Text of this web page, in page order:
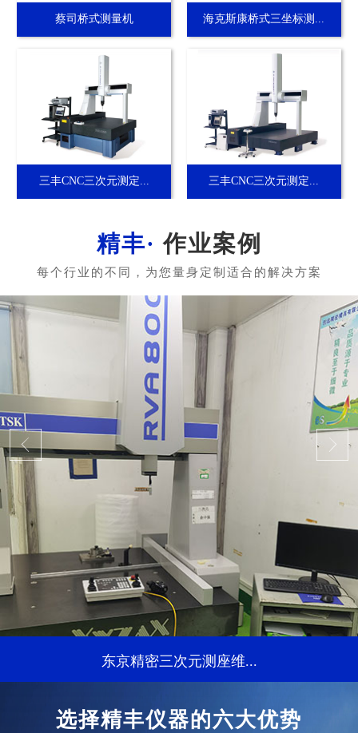
蔡司桥式测量机 海克斯康桥式三坐标测...
三丰CNC三次元测定... 三丰CNC三次元测定...
作业案例
东京精密三次元测座维...
...
选择精丰仪器的六大优势